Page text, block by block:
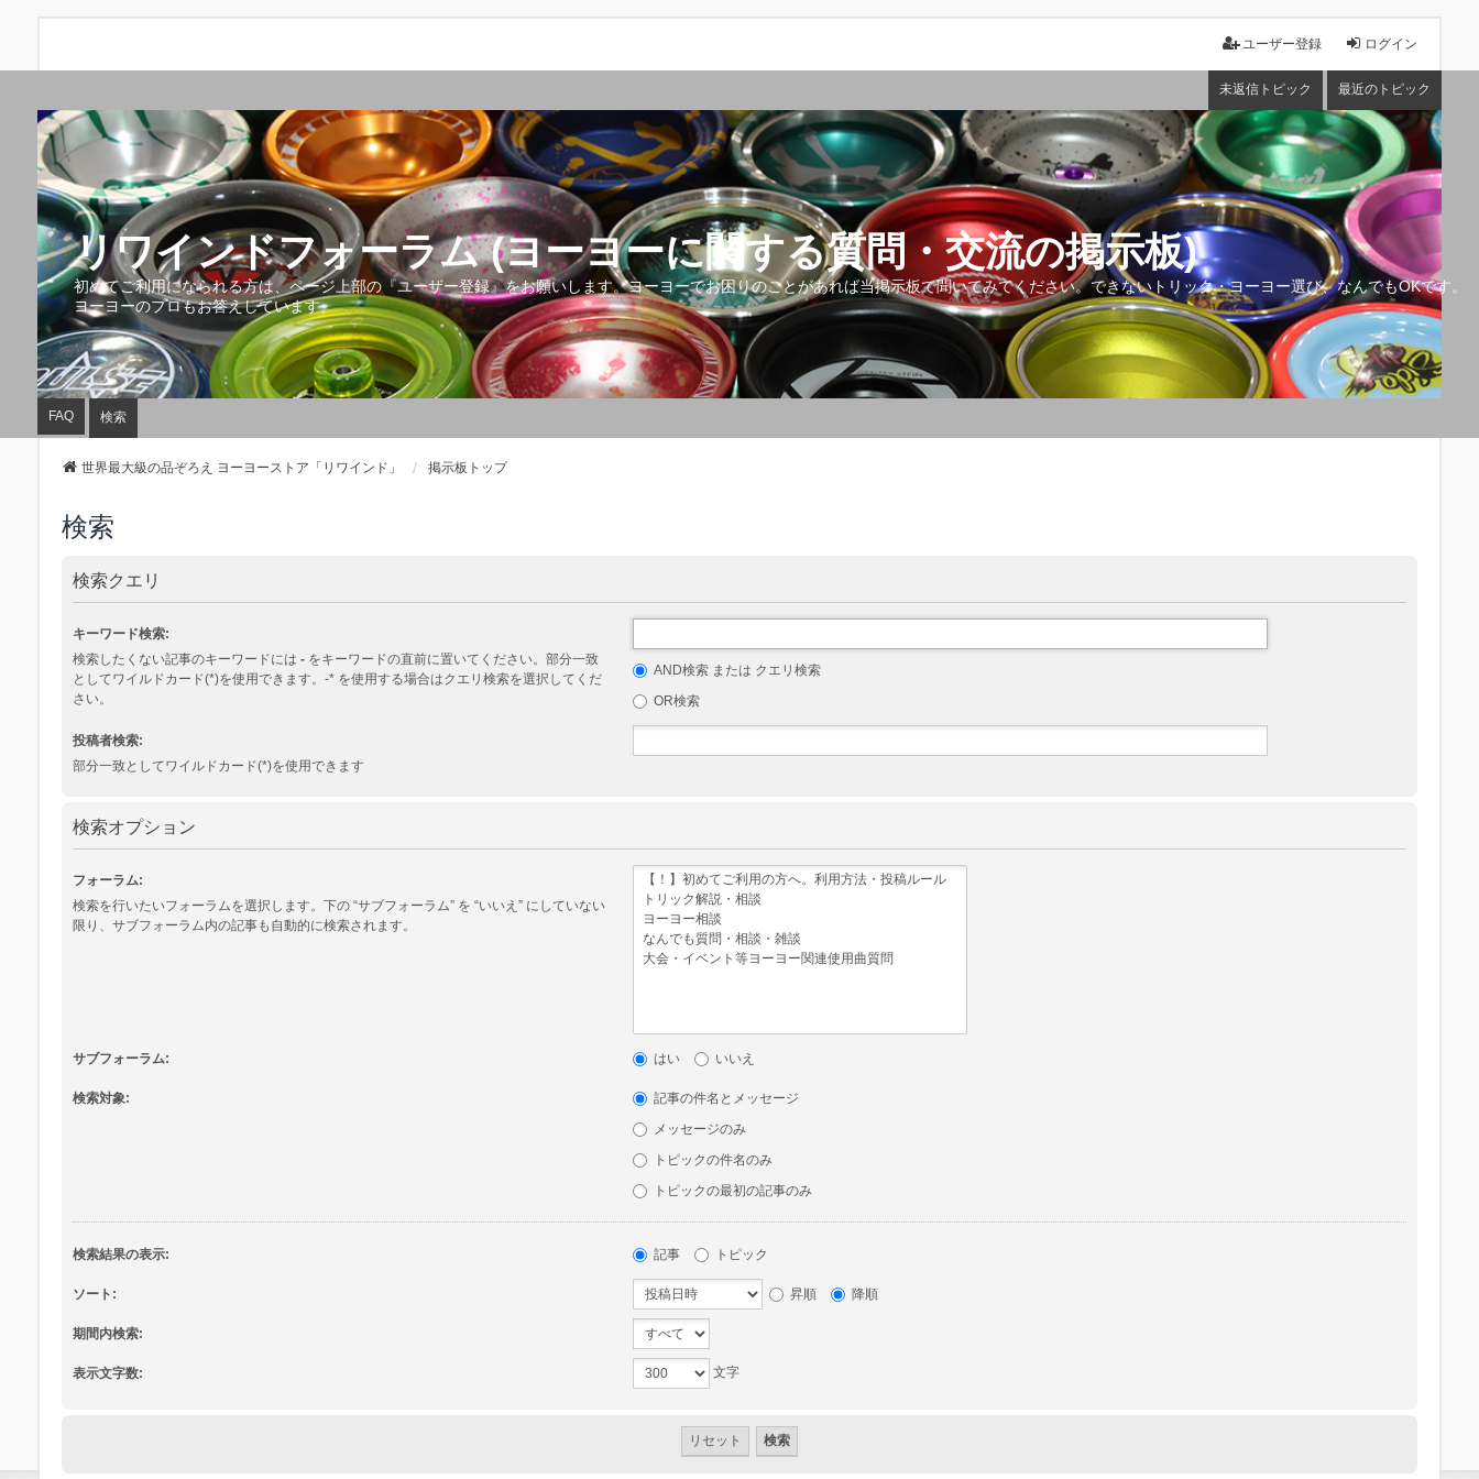
ログイン
ユーザー登録
未返信トピック 最近のトピック
リワインドフォーラム (ヨーヨーに関する質問・交流の掲示板)
初めてご利用になられる方は、ページ上部の『ユーザー登録』をお願いします。ヨーヨーでお困りのことがあれば当掲示板で聞いてみてください。できないトリック・ヨーヨー選び、なんでもOKです。
ヨーヨーのプロもお答えしています。
FAQ 検索
世界最大級の品ぞろえ ヨーヨーストア「リワインド」 掲示板トップ
検索
検索クエリ
キーワード検索:
検索したくない記事のキーワードには -をキーワードの直前に置いてください。部分一致
としてワイルドカード(*)を使用できます。-* を使用する場合はクエリ検索を選択してくだ
さい。
AND検索 または クエリ検索
OR検索
投稿者検索:
部分一致としてワイルドカード(*)を使用できます
検索オプション
フォーラム:
検索を行いたいフォーラムを選択します。下の “サブフォーラム” を “いいえ” にしていない
限り、サブフォーラム内の記事も自動的に検索されます。
サブフォーラム: はい いいえ
検索対象:
記事の件名とメッセージ
メッセージのみ
トピックの件名のみ
トピックの最初の記事のみ
検索結果の表示: 記事 トピック
ソート: 昇順 降順
期間内検索:
表示文字数: 文字